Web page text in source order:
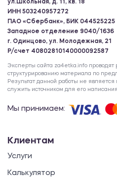
ул.Школьная, д. 11, кв. 18
ИНН 503240957272
ПАО «Сбербанк», БИК 044525225
Западное отделение 9040/1636
г. Одинцово, ул. Молодежная, 21
Р/счет 40802810140000092587
Эксперты сайта za4etka.info проводят
структурированию материала по
Результат данной работы не
служить источником для его
Мы принимаем:
Клиентам
Услуги
Калькулятор